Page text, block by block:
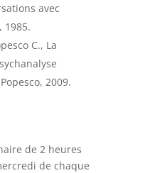
avec
1985.
C., La
2009.
de 2 heures
de chaque